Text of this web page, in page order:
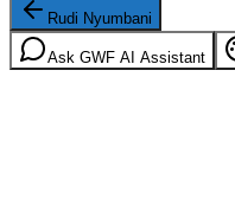
Rudi Nyumbani
Ask GWF AI Assistant